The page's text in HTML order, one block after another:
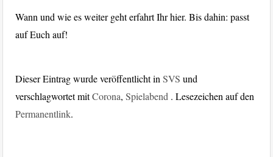
Wann und wie es weiter geht erfahrt Ihr hier. Bis dahin: passt
auf Euch auf!
Dieser Eintrag wurde veröffentlicht inSVS und
verschlagwortet mitCorona,Spielabend . Lesezeichen auf den
Permanentlink.